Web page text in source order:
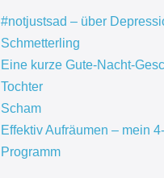
#notjustsad – über
Schmetterling
Eine kurze Gute-Nacht-
Tochter
Scham
Effektiv Aufräumen – mein
Programm